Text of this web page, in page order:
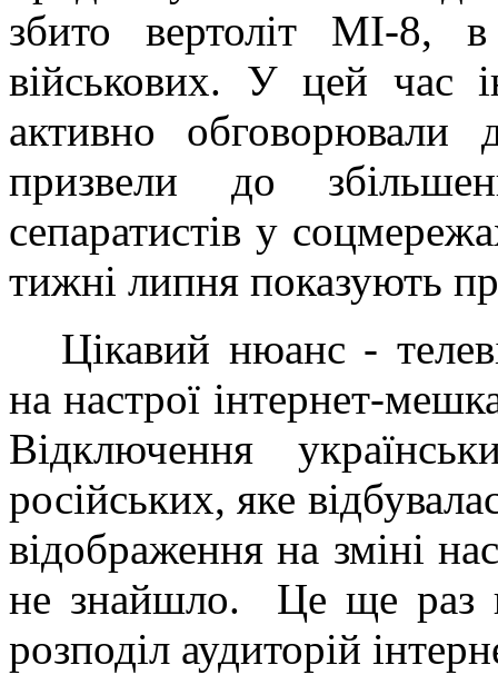
збито вертоліт МІ-8,
військових. У цей час
активно обговорювали
призвели до
сепаратистів у
тижні липня показують
Цікавий нюанс -
на настрої інтернет-
Відключення
російських, яке
відображення на зміні
не знайшло. Це ще раз
розподіл аудиторій